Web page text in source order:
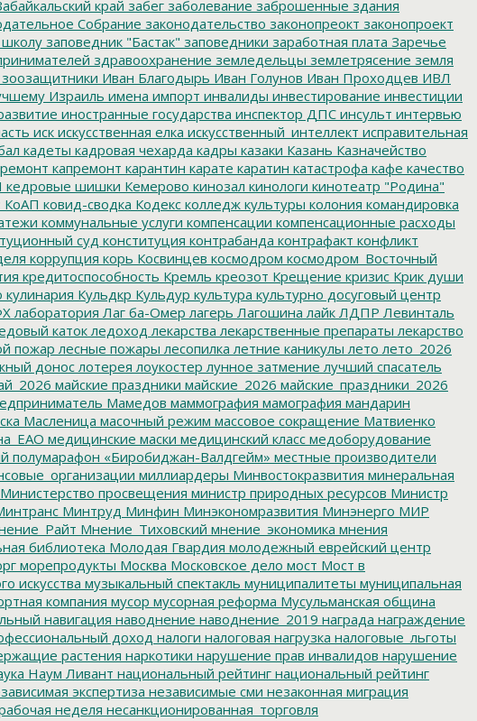
край забег заболевание заброшенные здания
Собрание законодательство законопреокт законопроект
школузаповедник "Бастак" заповедники заработная плата Заречье
здравоохранение земледельцы землетрясение земля
зоозащитники Иван Благодырь Иван Голунов Иван Проходцев ИВЛ
Израиль имена импорт инвалиды инвестирование инвестиции
иностранные государства инспектор ДПС инсульт интервью
иск искусственная елка искусственный_интеллект исправительная
кадеты кадровая чехарда кадры казаки Казань Казначейство
капремонт карантин карате каратин катастрофа кафе качество
кедровые шишки Кемерово кинозал кинологи кинотеатр "Родина"
КоАП ковид-сводка Кодекс колледж культуры колония командировка
коммунальные услуги компенсации компенсационные расходы
суд конституция контрабанда контрафакт конфликт
коррупция корь Косвинцев космодром космодром_Восточный
кредитоспособность Кремль креозот Крещение кризис Крик души
кулинария Кульдкр Кульдур культура культурно досуговый центр
лаборатория Лаг ба-Омер лагерь Лагошина лайк ЛДПР Левинталь
каток ледоход лекарства лекарственные препараты лекарство
пожар лесные пожары лесопилка летние каникулы лето лето_2026
донос лотерея лоукостер лунное затмение лучший спасатель
майские праздники майские_2026 майские_праздники_2026
Мамедов маммография мамография мандарин
Масленица масочный режим массовое сокращение Матвиенко
медицинские маски медицинский класс медоборудование
полумарафон «Биробиджан-Валдгейм» местные производители
миллиардеры Минвостокразвития минеральная
Министерство просвещения министр природных ресурсов Министр
Минтруд Минфин Минэкономразвития Минэнерго МИР
Мнение_Тиховский мнение_экономика мнения
библиотека Молодая Гвардия молодежный еврейский центр
морепродукты Москва Московское дело мост Мост в
искусства музыкальный спектакль муниципалитеты муниципальная
компания мусор мусорная реформа Мусульманская община
навигация наводнение наводнение_2019 награда награждение
доход налоги налоговая нагрузка налоговые_льготы
растения наркотики нарушение прав инвалидов нарушение
Наум Ливант национальный рейтинг национальный рейтинг
экспертиза независимые сми незаконная миграция
неделя несанкционированная_торговля